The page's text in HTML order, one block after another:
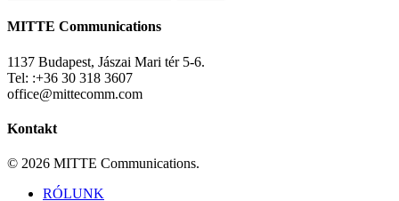
MITTE Communications
1137 Budapest, Jászai Mari tér 5-6.
Tel: :+36 30 318 3607
office@mittecomm.com
Kontakt
© 2026 MITTE Communications.
Close
RÓLUNK